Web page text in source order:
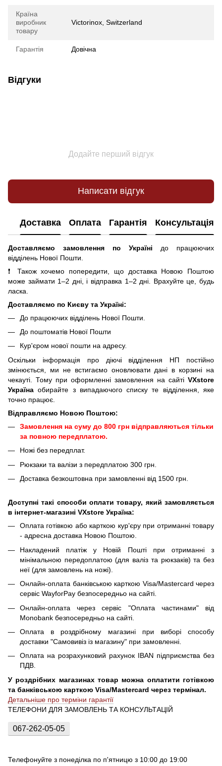
Країна
виробник
товару
Victorinox, Switzerland
Гарантія Довічна
Відгуки
Додайте перший відгук
Написати відгук
Доставка Оплата Гарантія Консультація
Доставляємо замовлення по Україні
до працюючих
відділень Нової Пошти.
❗ Також хочемо попередити, що доставка Новою Поштою
може займати 1–2 дні, і відправка 1–2 дні. Врахуйте це, будь
ласка.
Доставляємо по Києву та Україні:
До працюючих відділень Нової Пошти.
До поштоматів Нової Пошти
Кур'єром нової пошти на адресу.
Оскільки інформація про діючі відділення НП постійно
змінюється, ми не встигаємо оновлювати дані в корзині на
чекауті. Тому при оформленні замовлення на сайті VXstore
Україна обирайте з випадаючого списку те відділення, яке
точно працює.
Відправляємо Новою Поштою:
Замовлення на суму до 800 грн відправляються тільки
за повною передплатою.
Ножі без передплат.
Рюкзаки та валізи з передплатою 300 грн.
Доставка безкоштовна при замовленні від 1500 грн.
Доступні такі способи оплати товару, який замовляється
в інтернет-магазині VXstore Україна:
Оплата готівкою або карткою кур'єру при отриманні товару
- адресна доставка Новою Поштою.
Накладений платіж у Новій Пошті при отриманні з
мінімальною передоплатою (для валіз та рюкзаків) та без
неї (для замовлень на ножі).
Онлайн-оплата банківською карткою Visa/Mastercard через
сервіс WayforPay безпосередньо на сайті.
Онлайн-оплата через сервіс "Оплата частинами" від
Monobank безпосередньо на сайті.
Оплата в роздрібному магазині при виборі способу
доставки "Самовивіз із магазину" при замовленні.
Оплата на розрахунковий рахунок IBAN підприємства без
ПДВ.
У роздрібних магазинах товар можна оплатити готівкою
та банківською карткою Visa/Mastercard через термінал.
Детальніше про терміни гарантії
ТЕЛЕФОНИ ДЛЯ ЗАМОВЛЕНЬ ТА КОНСУЛЬТАЦІЙ
067-262-05-05
Телефонуйте з понеділка по п'ятницю з 10:00 до 19:00